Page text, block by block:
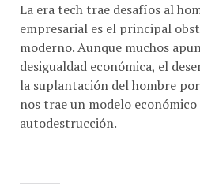
empresarial es el principal
moderno. Aunque muchos
desigualdad económica, el
la suplantación del hombre
nos trae un modelo
autodestrucción.